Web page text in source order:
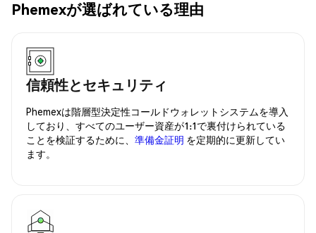
Phemexが選ばれている理由
信頼性とセキュリティ
Phemexは階層型決定性コールドウォレットシステムを導入
しており、すべてのユーザー資産が1:1で裏付けられている
ことを検証するために、 準備金証明 を定期的に更新してい
ます。